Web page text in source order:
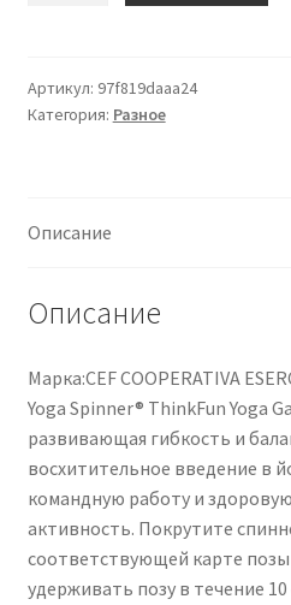
ThinkFun
1
Артикул: 97f819daaa24
Категория: Разное
Описание
Описание
Марка:CEF COOPERATIVA
Yoga Spinner® ThinkFun Yoga
развивающая гибкость и
восхитительное введение в
командную работу и
активность. Покрутите
соответствующей карте
удерживать позу в течение